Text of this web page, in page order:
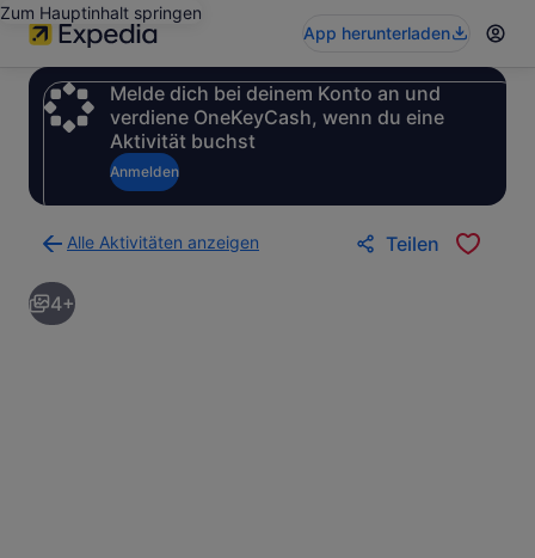
Zum Hauptinhalt springen
App herunterladen
Melde dich bei deinem Konto an und
verdiene OneKeyCash, wenn du eine
Aktivität buchst
Anmelden
Alle Aktivitäten anzeigen
zur
Ergebnisseite
für
Teilen
4+